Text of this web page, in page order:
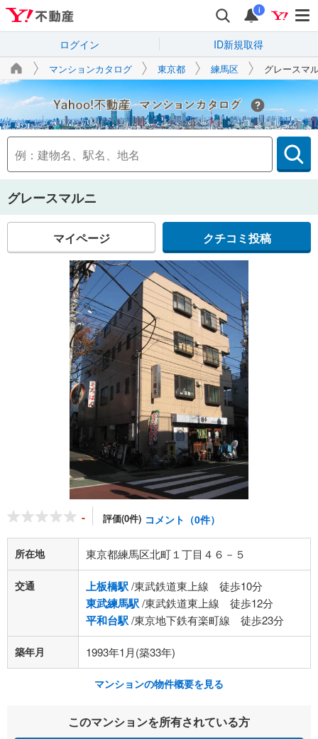
i
ログイン ID新規取得
マンションカタログ 東京都 練馬区 グレースマ
Yahoo!不動産
グレースマルニ
マイページ クチコミ投稿
- 評価(0件) コメント（0件）
所在地 東京都練馬区北町１丁目４６－５
交通 上板橋駅/東武鉄道東上線 徒歩10分
東武練馬駅/東武鉄道東上線 徒歩12分
平和台駅/東京地下鉄有楽町線 徒歩23分
築年月 1993年1月(築33年)
マンションの物件概要を見る
このマンションを所有されている方